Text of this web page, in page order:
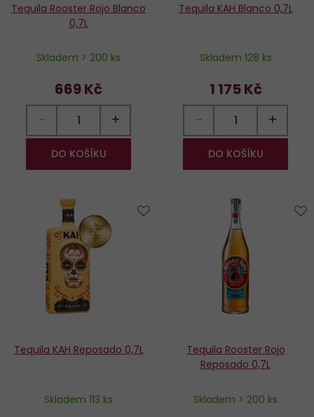
Tequila Rooster Rojo Blanco
0,7L
Skladem > 200 ks
669 Kč
− +
DO KOŠÍKU
Tequila KAH Blanco 0,7L
Skladem 128 ks
1 175 Kč
− +
DO KOŠÍKU
Tequila KAH Reposado 0,7L
Skladem 113 ks
Tequila Rooster Rojo
Reposado 0,7L
Skladem > 200 ks